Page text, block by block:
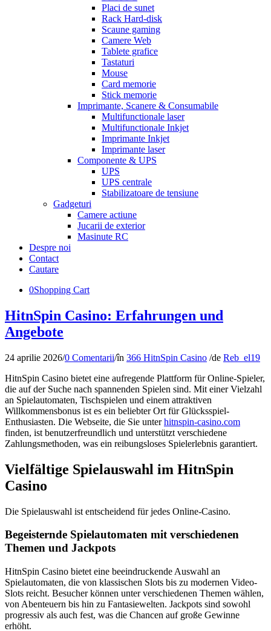
Placi de sunet
Rack Hard-disk
Scaune gaming
Camere Web
Tablete grafice
Tastaturi
Mouse
Card memorie
Stick memorie
Imprimante, Scanere & Consumabile
Multifunctionale laser
Multifunctionale Inkjet
Imprimante Inkjet
Imprimante laser
Componente & UPS
UPS
UPS centrale
Stabilizatoare de tensiune
Gadgeturi
Camere actiune
Jucarii de exterior
Masinute RC
Despre noi
Contact
Cautare
0Shopping Cart
HitnSpin Casino: Erfahrungen und
Angebote
24 aprilie 2026/0 Comentarii/în 366 HitnSpin Casino /de Reb_el19
HitnSpin Casino bietet eine aufregende Plattform für Online-Spieler,
die auf der Suche nach spannenden Spielen sind. Mit einer Vielzahl
an Spielautomaten, Tischspielen und einem attraktiven
Willkommensbonus ist es ein beliebter Ort für Glücksspiel-
Enthusiasten. Die Webseite, die Sie unterhitnspin-casino.com
finden, ist benutzerfreundlich und unterstützt verschiedene
Zahlungsmethoden, was ein reibungsloses Spielerlebnis garantiert.
Vielfältige Spielauswahl im HitnSpin
Casino
Die Spielauswahl ist entscheidend für jedes Online-Casino.
Begeisternde Spielautomaten mit verschiedenen
Themen und Jackpots
HitnSpin Casino bietet eine beeindruckende Auswahl an
Spielautomaten, die von klassischen Slots bis zu modernen Video-
Slots reicht. Besucher können unter verschiedenen Themen wählen,
von Abenteuern bis hin zu Fantasiewelten. Jackpots sind sowohl
progressiv als auch fest, was die Chancen auf große Gewinne
erhöht.